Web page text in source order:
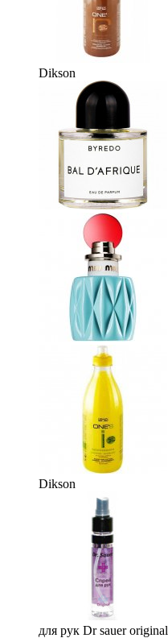
Dikson
Dikson
для рук Dr sauer original